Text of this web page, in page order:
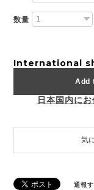
数量
International
Add
日本国内に
気
通報